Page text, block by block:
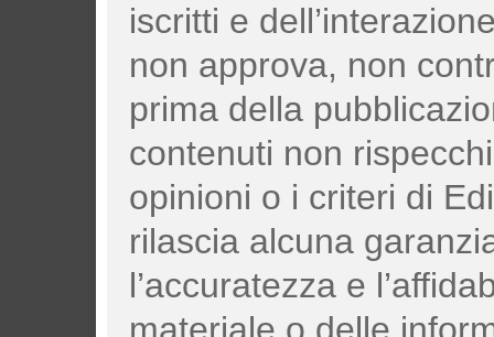
iscritti e
non approva, non
prima della
contenuti non
opinioni o i criteri di
rilascia alcuna
l’accuratezza e